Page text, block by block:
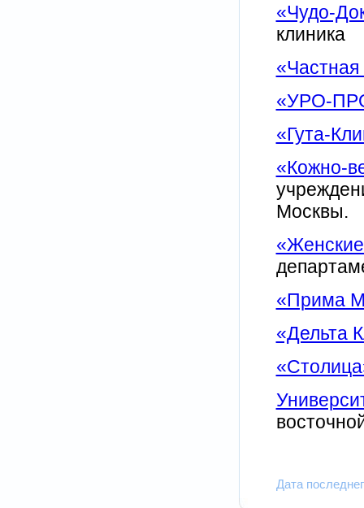
«Чудо-
клиника
«Частная
«УРО-
«Гута-
«Кожно-
Москвы.
«Прима
«Дельта
Дата